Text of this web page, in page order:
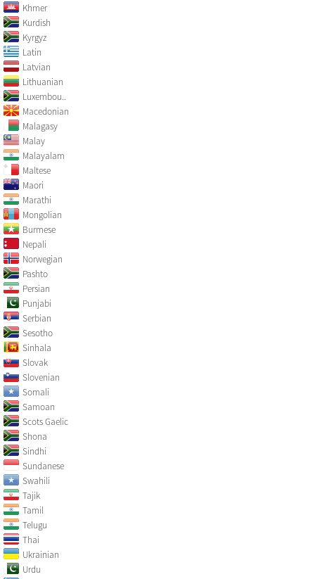
Khmer
Kurdish
Kyrgyz
Latin
Latvian
Lithuanian
Luxembou..
Macedonian
Malagasy
Malay
Malayalam
Maltese
Maori
Marathi
Mongolian
Burmese
Nepali
Norwegian
Pashto
Persian
Punjabi
Serbian
Sesotho
Sinhala
Slovak
Slovenian
Somali
Samoan
Scots Gaelic
Shona
Sindhi
Sundanese
Swahili
Tajik
Tamil
Telugu
Thai
Ukrainian
Urdu